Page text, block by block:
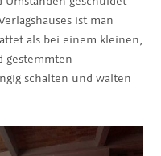
ist man
als bei einem kleinen,
gestemmten
schalten und walten